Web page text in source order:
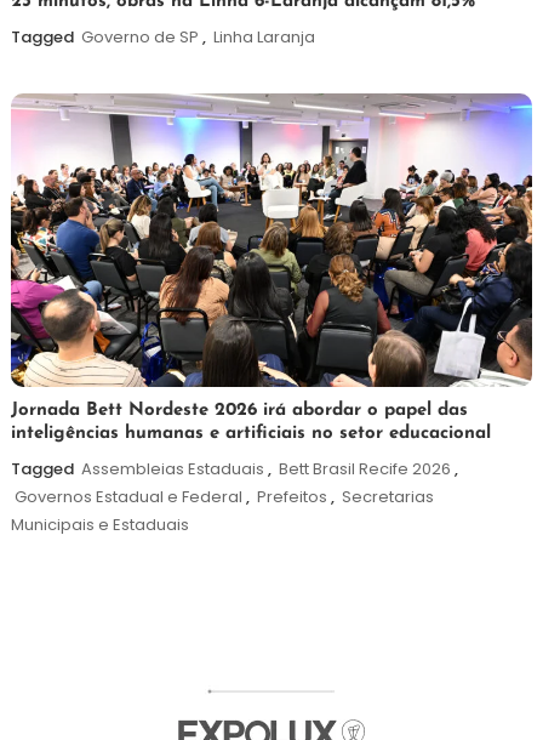
de
maio
Tagged Governo de SP , Linha Laranja
19
de
maio
de
2026
Maurilio
Jornada Bett Nordeste 2026 irá abordar o papel das
inteligências humanas e artificiais no setor educacional
Tagged Assembleias Estaduais , Bett Brasil Recife 2026 ,
Governos Estadual e Federal , Prefeitos , Secretarias
Municipais e Estaduais